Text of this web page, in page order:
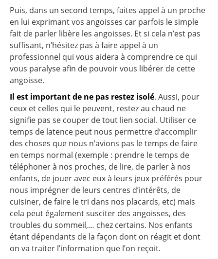
Puis, dans un second temps, faites appel à un proche
en lui exprimant vos angoisses car parfois le simple
fait de parler libère les angoisses. Et si cela n’est pas
suffisant, n’hésitez pas à faire appel à un
professionnel qui vous aidera à comprendre ce qui
vous paralyse afin de pouvoir vous libérer de cette
angoisse.
Il est important de ne pas restez isolé. Aussi, pour
ceux et celles qui le peuvent, restez au chaud ne
signifie pas se couper de tout lien social. Utiliser ce
temps de latence peut nous permettre d’accomplir
des choses que nous n’avions pas le temps de faire
en temps normal (exemple : prendre le temps de
téléphoner à nos proches, de lire, de parler à nos
enfants, de jouer avec eux à leurs jeux préférés pour
nous imprégner de leurs centres d’intérêts, de
cuisiner, de faire le tri dans nos placards, etc) mais
cela peut également susciter des angoisses, des
troubles du sommeil,… chez certains. Nos enfants
étant dépendants de la façon dont on réagit et dont
on va traiter l’information que l’on reçoit.